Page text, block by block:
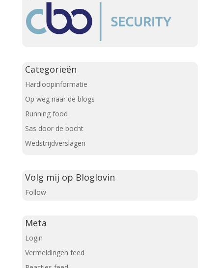
Categorieën
Hardloopinformatie
Op weg naar de blogs
Running food
Sas door de bocht
Wedstrijdverslagen
Volg mij op Bloglovin
Follow
Meta
Login
Vermeldingen feed